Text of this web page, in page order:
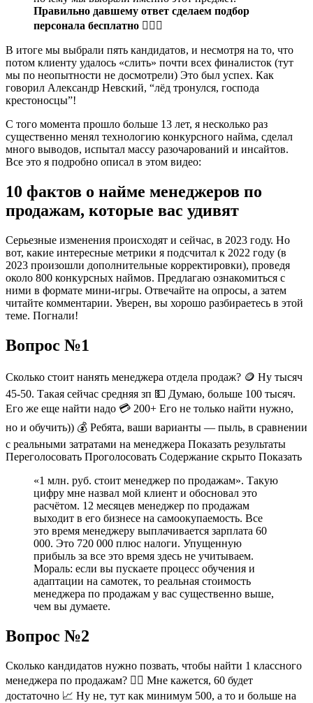
Правильно давшему ответ сделаем подбор
персонала бесплатно 👇🏻😏
В итоге мы выбрали пять кандидатов, и несмотря на то, что
потом клиенту удалось «слить» почти всех финалисток (тут
мы по неопытности не досмотрели) Это был успех. Как
говорил Александр Невский, “лёд тронулся, господа
крестоносцы”!
С того момента прошло больше 13 лет, я несколько раз
существенно менял технологию конкурсного найма, сделал
много выводов, испытал массу разочарований и инсайтов.
Все это я подробно описал в этом видео:
10 фактов о найме менеджеров по
продажам, которые вас удивят
Серьезные изменения происходят и сейчас, в 2023 году. Но
вот, какие интересные метрики я подсчитал к 2022 году (в
2023 произошли дополнительные корректировки), проведя
около 800 конкурсных наймов. Предлагаю ознакомиться с
ними в формате мини-игры. Отвечайте на опросы, а затем
читайте комментарии. Уверен, вы хорошо разбираетесь в этой
теме. Погнали!
Вопрос №1
Сколько стоит нанять менеджера отдела продаж? 🪙 Ну тысяч
45-50. Такая сейчас средняя зп 💵 Думаю, больше 100 тысяч.
Его же еще найти надо 💳 200+ Его не только найти нужно,
но и обучить)) 💰 Ребята, ваши варианты — пыль, в сравнении
с реальными затратами на менеджера Показать результаты
Переголосовать Проголосовать Содержание скрыто Показать
«1 млн. руб. стоит менеджер по продажам». Такую
цифру мне назвал мой клиент и обосновал это
расчётом. 12 месяцев менеджер по продажам
выходит в его бизнесе на самоокупаемость. Все
это время менеджеру выплачивается зарплата 60
000. Это 720 000 плюс налоги. Упущенную
прибыль за все это время здесь не учитываем.
Мораль: если вы пускаете процесс обучения и
адаптации на самотек, то реальная стоимость
менеджера по продажам у вас существенно выше,
чем вы думаете.
Вопрос №2
Сколько кандидатов нужно позвать, чтобы найти 1 классного
менеджера по продажам? 👌🏻 Мне кажется, 60 будет
достаточно 📈 Ну не, тут как минимум 500, а то и больше на